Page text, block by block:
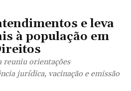
e leva
à população em
reuniu orientações
jurídica, vacinação e emissão